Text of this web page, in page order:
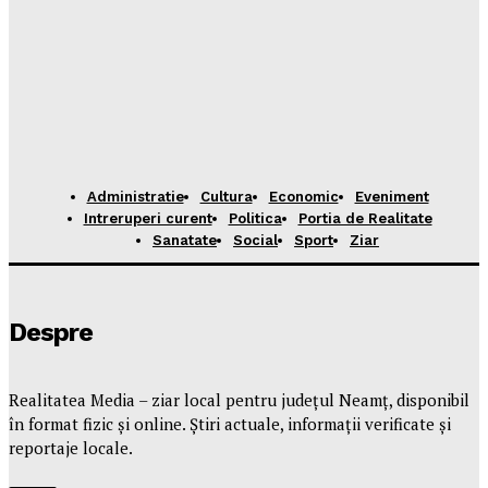
Administratie Cultura Economic
Eveniment
Intreruperi curent
Politica
Portia de Realitate
Sanatate
Social Sport Ziar
Despre
Realitatea Media – ziar local pentru județul Neamț, disponibil
în format fizic și online. Știri actuale, informații verificate și
reportaje locale.